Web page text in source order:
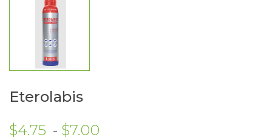
Eterolabis
$4.75 - $7.00